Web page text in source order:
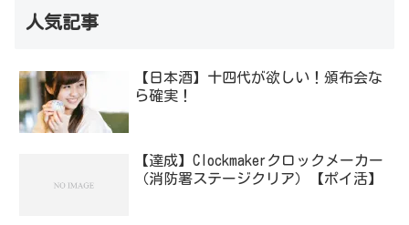
人気記事
【日本酒】十四代が欲しい！頒布会な
ら確実！
【達成】Clockmakerクロックメーカー
（消防署ステージクリア）【ポイ活】